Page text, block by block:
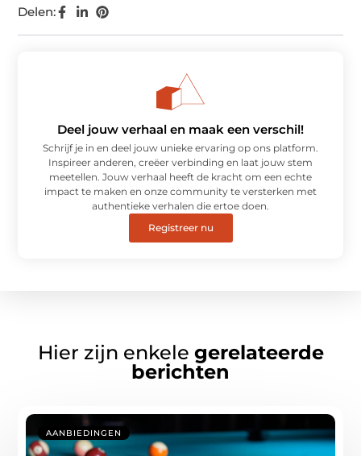
Delen:
Deel jouw verhaal en maak een verschil!
Schrijf je in en deel jouw unieke ervaring op ons platform.
Inspireer anderen, creëer verbinding en laat jouw stem
meetellen. Jouw verhaal heeft de kracht om een echte
impact te maken en onze community te versterken met
authentieke verhalen die ertoe doen.
Registreer nu
Hier zijn enkele gerelateerde
berichten
AANBIEDINGEN